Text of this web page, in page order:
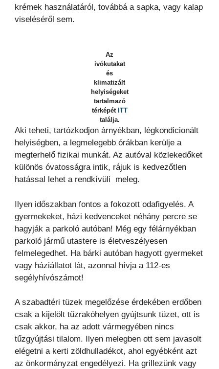
krémek használatáról, továbbá a sapka, vagy kalap
viseléséről sem.
Az
ivókutakat
és
klimatizált
helyiségeket
tartalmazó
térképét ITT
találja.
Aki teheti, tartózkodjon árnyékban, légkondicionált
helyiségben, a legmelegebb órákban kerülje a
megterhelő fizikai munkát. Az autóval közlekedőket
különös óvatosságra intik, rájuk is kedvezőtlen
hatással lehet a rendkívüli meleg.
Ilyen időszakban fontos a fokozott odafigyelés. A
gyermekeket, házi kedvenceket néhány percre se
hagyják a parkoló autóban! Még egy félárnyékban
parkoló jármű utastere is életveszélyesen
felmelegedhet. Ha bárki autóban hagyott gyermeket
vagy háziállatot lát, azonnal hívja a 112-es
segélyhívószámot!
A szabadtéri tüzek megelőzése érdekében erdőben
csak a kijelölt tűzrakóhelyen gyújtsunk tüzet, ott is
csak akkor, ha az adott vármegyében nincs
tűzgyújtási tilalom. Ilyen melegben ott sem javasolt
elégetni a kerti zöldhulladékot, ahol egyébként azt
az önkormányzat engedélyezi. Ha grillezünk vagy